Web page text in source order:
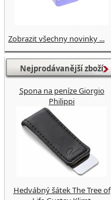
Zobrazit všechny novinky ...
Nejprodávanější zboží
Spona na peníze Giorgio
Philippi
Hedvábný šátek The Tree of